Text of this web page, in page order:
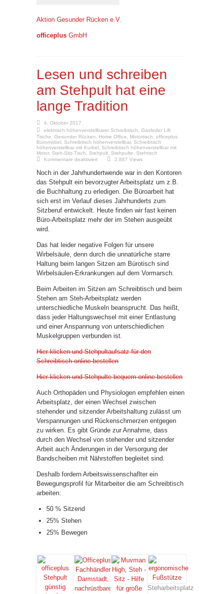
Aktion Gesunder Rücken e.V.
officeplus GmbH
Lesen und schreiben
am Stehpult hat eine
lange Tradition
4. Oktober 2017
elektrisch höhenverstellbarer Schreibtisch
Gasfeder Lift
Tische
Gesunder Rücken Home Office Motortisch
officeplus
Büromöbel Schreibtisch höhenverstellbar, Schreibtisch
höhenverstellbar mit Kurbel Schreibtisch höhenverstellbar mit
Motor, Steh-Sitz-Tisch Stehpult Stehpulte
Stehtisch
Kommentare deaktiviertfür
und
schreiben
am
Stehpult
hat
lange
Tradition
2,887 Views
Noch in der Jahrhundertwende war in den Kontoren
das Stehpult ein bevorzugter Arbeitsplatz um z.B.
die Buchhaltung zu erledigen. Die Büroarbeit hat
sich erst im Verlauf dieses Jahrhunderts zum
Sitzberuf entwickelt. Heute finden wir fast keinen
Büro-Arbeitsplatz mehr der im Stehen ausgeübt
wird.
Das hat leider negative Folgen für unsere
Wirbelsäule, denn durch die unnatürliche starre
Haltung beim langen Sitzen am Bürotisch sind
Wirbelsäulen-Erkrankungen auf dem Vormarsch.
Beim Arbeiten im Sitzen am Schreibtisch und beim
Stehen am Steh-Arbeitsplatz werden
unterschiedliche Muskeln beansprucht. Das heißt,
dass jeder Haltungswechsel mit einer Entlastung
und einer Anspannung von unterschiedlichen
Muskelgruppen verbunden ist.
Hier klicken und Stehpultaufsatz für den
Schreibtisch online bestellen
Hier klicken und Stehpulte bequem online bestellen
Auch Orthopäden und Physiologen empfehlen einen
Arbeitsplatz, der einen Wechsel zwischen
stehender und sitzender Arbeitshaltung zulässt um
Verspannungen und Rückenschmerzen entgegen
zu wirken. Es gibt Gründe zur Annahme, dass
durch den Wechsel von stehender und sitzender
Arbeit auch Änderungen in der Versorgung der
Bandscheiben mit Nährstoffen begleitet sind.
Deshalb fordern Arbeitswissenschaflter ein
Bewegungsprofil für Mitarbeiter die am Schreibtisch
arbeiten:
50 % Sitzend
25% Stehen
25% Bewegen
Steharbeitsplatz